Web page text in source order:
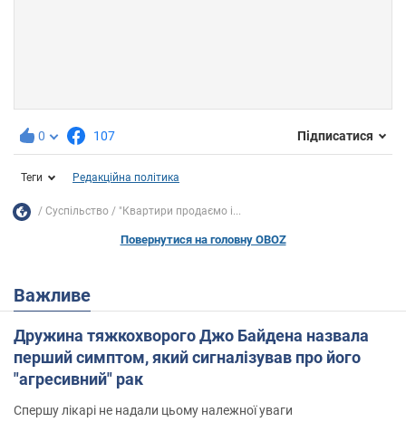
0 107 Підписатися
Теги Редакційна політика
Суспільство "Квартири продаємо і...
Повернутися на головну OBOZ
Важливе
Дружина тяжкохворого Джо Байдена назвала
перший симптом, який сигналізував про його
"агресивний" рак
Спершу лікарі не надали цьому належної уваги